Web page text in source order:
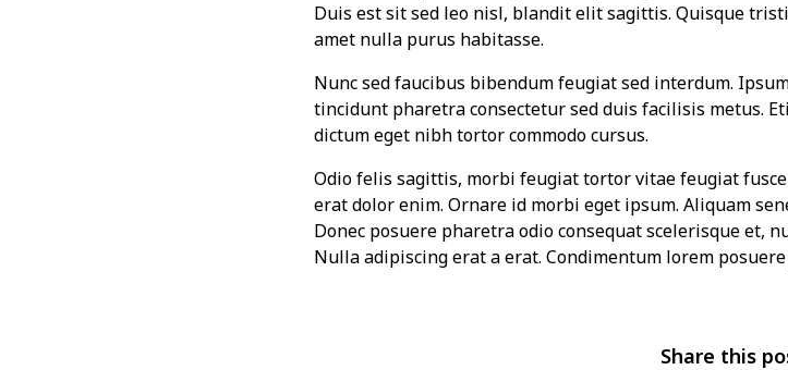
Duis est sit sed leo nisl, blandit elit sagittis. Quisque
amet nulla purus habitasse.
Nunc sed faucibus bibendum feugiat sed interdum.
tincidunt pharetra consectetur sed duis facilisis metus.
dictum eget nibh tortor commodo cursus.
Odio felis sagittis, morbi feugiat tortor vitae feugiat
erat dolor enim. Ornare id morbi eget ipsum. Aliquam
Donec posuere pharetra odio consequat scelerisque et,
Nulla adipiscing erat a erat. Condimentum lorem
Share this